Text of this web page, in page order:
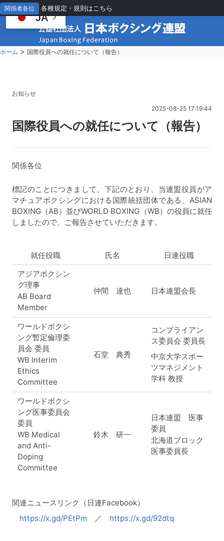
関係者各位 各種規定・規則はこちら
ホーム > 国際役員への就任について（報告）
お知らせ
2025-08-25 17:19:44
国 際役員への就任について（報告）
関係各位
標記のことにつきまして、下記のとおり、当連盟役員がア
マチュアボクシングにおける国際統括団体である、ASIAN
BOXING（AB）並びWORLD BOXING（WB）の役員に就任
しましたので、ご報告させていただきます。
就任役職 氏名
日連役職
アジアボクシン
グ理事
AB Board
Member
仲間 達也 日本連盟会長
ワールドボクシ
ング暫定倫理委
員会 委員
WB Interim
Ethics
Committee
石堂 典秀
コンプライアン
ス委員会 委員長
中京大学スポー
ツマネジメント
学科 教授
ワールドボクシ
ング医事委員会
委員
WB Medical
and Anti-
Doping
Committee
鈴木 研一
日本連盟 医事
委員
北海道ブロック
医事委員長
関連ニュースリンク（日連Facebook）
https://x.gd/PEtPm ／ https://x.gd/92dtq
JA